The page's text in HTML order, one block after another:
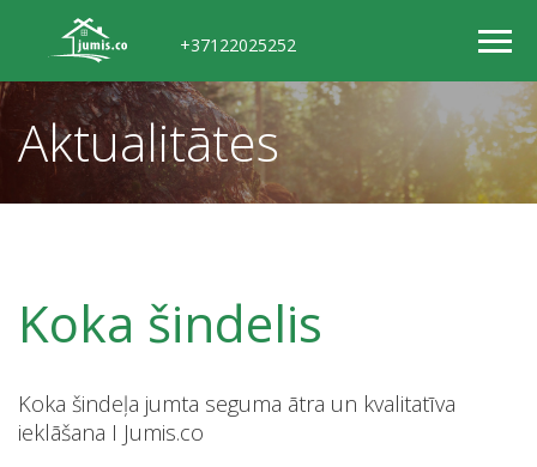
+37122025252
Aktualitātes
Koka šindelis
Koka šindeļa jumta seguma ātra un kvalitatīva
ieklāšana I Jumis.co